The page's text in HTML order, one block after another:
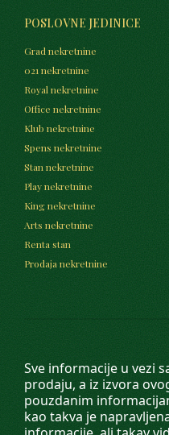
Sve informacije u vezi
prodaju, a iz izvora
pouzdanim
kao takva je
POSLOVNE JEDINICE
Grad nekretnine
021 nekretnine
Royal nekretnine
Office nekretnine
Klub nekretnine
Spens nekretnine
Stan nekretnine
Play nekretnine
King nekretnine
Arts nekretnine
Renta stan
Prodaja nekretnine